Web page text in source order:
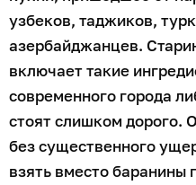
узбеков, таджиков,
азербайджанцев.
включает такие
современного города
стоят слишком дорого.
без существенного
взять вместо баранины